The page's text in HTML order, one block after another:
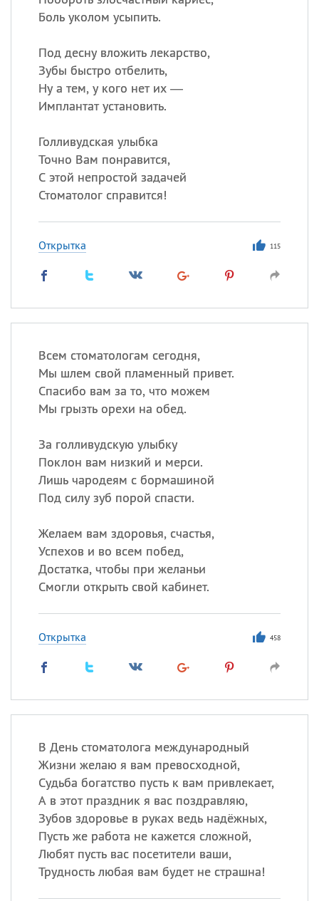
Боль уколом усыпить.
Под десну вложить лекарство,
Зубы быстро отбелить,
Ну а тем, у кого нет их —
Имплантат установить.
Голливудская улыбка
Точно Вам понравится,
С этой непростой задачей
Стоматолог справится!
Открытка 115
Всем стоматологам сегодня,
Мы шлем свой пламенный привет.
Спасибо вам за то, что можем
Мы грызть орехи на обед.
За голливудскую улыбку
Поклон вам низкий и мерси.
Лишь чародеям с бормашиной
Под силу зуб порой спасти.
Желаем вам здоровья, счастья,
Успехов и во всем побед,
Достатка, чтобы при желаньи
Смогли открыть свой кабинет.
Открытка 458
В День стоматолога международный
Жизни желаю я вам превосходной,
Судьба богатство пусть к вам привлекает,
А в этот праздник я вас поздравляю,
Зубов здоровье в руках ведь надёжных,
Пусть же работа не кажется сложной,
Любят пусть вас посетители ваши,
Трудность любая вам будет не страшна!